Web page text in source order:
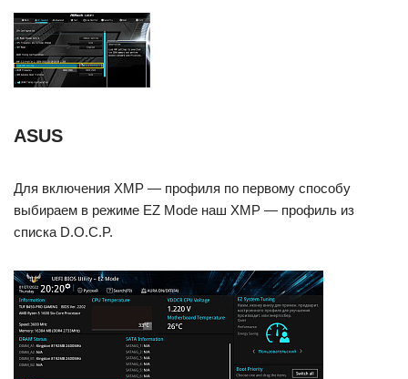
ASUS
Для включения XMP — профиля по первому способу
выбираем в режиме EZ Mode наш XMP — профиль из
списка D.O.C.P.